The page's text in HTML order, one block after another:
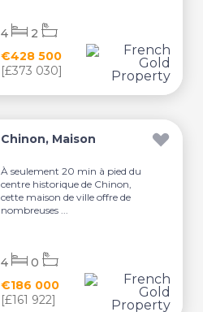
€428 500
[£373 030]
4 2
Chinon, Maison
À seulement 20 min à pied du
centre historique de Chinon,
cette maison de ville offre de
nombreuses ...
€186 000
[£161 922]
4 0